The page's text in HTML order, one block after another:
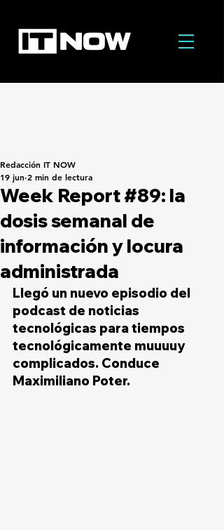
Week Report #89: la
dosis semanal de
información y locura
administrada
Redacción IT NOW
19 jun 2 min de lectura
Llegó un nuevo episodio del
podcast de noticias
tecnológicas para tiempos
tecnológicamente muuuuy
complicados. Conduce
Maximiliano Poter.